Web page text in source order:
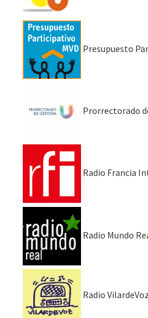
Presupuesto
Prorrectorado
Radio Francia
Radio Mundo
Radio VilardeVoz